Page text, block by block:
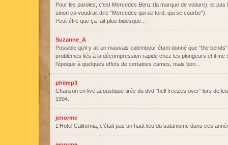
Pour les paroles, c'est Mercedes Benz (la marque de voiture), et pas
sinon ça voudrait dire "Mercedes qui se tord, qui se courbe").
Peut-être que ça fait plus bidesque…
Suzanne_A
Possible qu'il y ait un mauvais calembour étant donné que "the
problèmes liés à la décompression rapide chez les plongeurs et il
l'époque à quelques effets de certaines cames, mais bon…
philmp3
Chanson en live acoustique tirée du dvd "hell freezes over" lors de
1994.
jenorme
L'Hotel California, c'était pas un haut lieu du satanisme dans ces